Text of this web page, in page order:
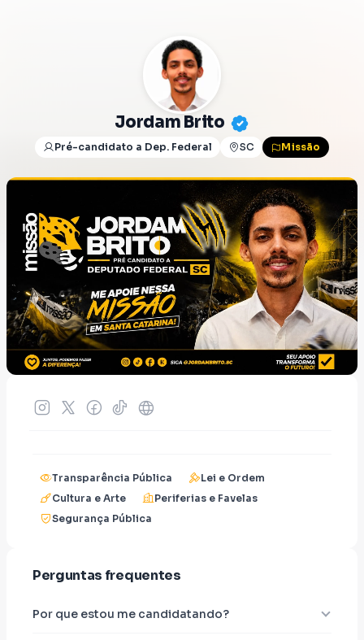
Jordam Brito
Pré-candidato a Dep. Federal SC Missão
Transparência Pública
Lei e Ordem
Cultura e Arte
Periferias e Favelas
Segurança Pública
Perguntas frequentes
Por que estou me candidatando?